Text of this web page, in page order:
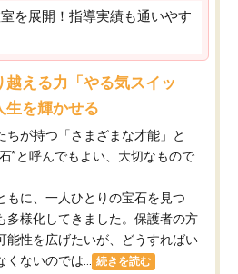
を展開！指導実績も通いやす
える力「やる気スイッ
生を輝かせる
ちが持つ「さまざまな才能」と
”と呼んでもよい、大切なもので
もに、一人ひとりの宝石を見つ
多様化してきました。保護者の方
能性を広げたいが、どうすればい
ないのでは...
続きを読む